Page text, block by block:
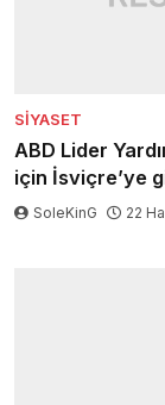
SIYASET
ABD Lider
için İsviçre’ye
SoleKinG 22